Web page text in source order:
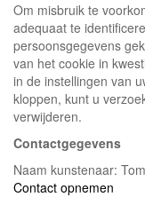
Om misbruik te
adequaat te
persoonsgegevens
van het cookie in
in de instellingen van
kloppen, kunt u
verwijderen.
Contactgegevens
Naam kunstenaar:
Contact opnemen